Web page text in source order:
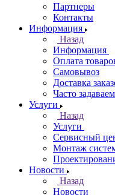
Партнеры
Контакты
Информация
Назад
Информация
Оплата
Самовывоз
Доставка
Часто
Услуги
Назад
Услуги
Сервисный
Монтаж
Новости
Назад
Новости